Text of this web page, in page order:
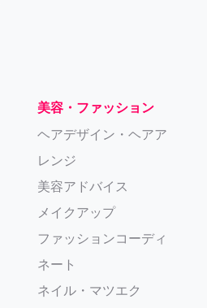
美容・ファッション
ヘアデザイン・ヘアア
レンジ
美容アドバイス
メイクアップ
ファッションコーディ
ネート
ネイル・マツエク